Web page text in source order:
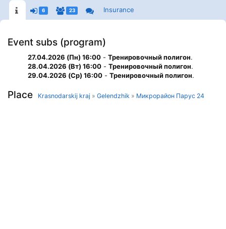
6 23 Insurance
Event subs (program)
27.04.2026 (Пн) 16:00 - Тренировочный полигон.
28.04.2026 (Вт) 16:00 - Тренировочный полигон.
29.04.2026 (Ср) 16:00 - Тренировочный полигон.
Place Krasnodarskij kraj » Gelendzhik » Микрорайон Парус 24